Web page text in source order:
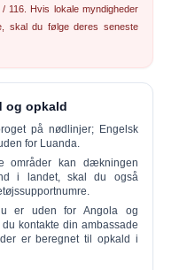
116. Hvis lokale myndigheder
skal du følge deres seneste
og opkald
på nødlinjer; Engelsk
for Luanda.
områder kan dækningen
i landet, skal du også
er uden for Angola og
kontakte din ambassade
er beregnet til opkald i